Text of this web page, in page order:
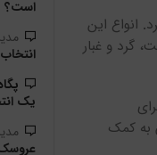
. انواع این
گرد و غبار
به کمک
است؟
یک